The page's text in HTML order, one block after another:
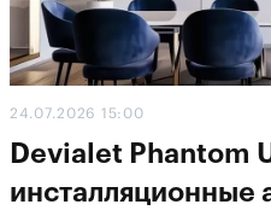
24.07.2026 15:00
Devialet Phantom
инсталляционные